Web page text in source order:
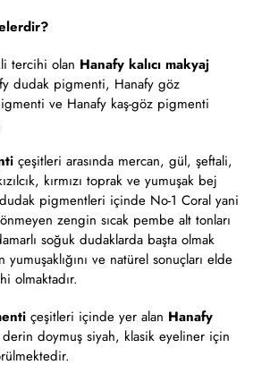
tercihi olan Hanafy kalıcı makyaj
dudak pigmenti, Hanafy göz
ve Hanafy kaş-göz pigmenti
çeşitleri arasında mercan, gül, şeftali,
kırmızı toprak ve yumuşak bej
pigmentleri içinde No-1 Coral yani
zengin sıcak pembe alt tonları
soğuk dudaklarda başta olmak
ve natürel sonuçları elde
olmaktadır.
çeşitleri içinde yer alan Hanafy
doymuş siyah, klasik eyeliner için